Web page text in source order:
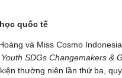
quốc tế
và Miss Cosmo
Youth SDGs Changemakers &
thường niên lần thứ ba,